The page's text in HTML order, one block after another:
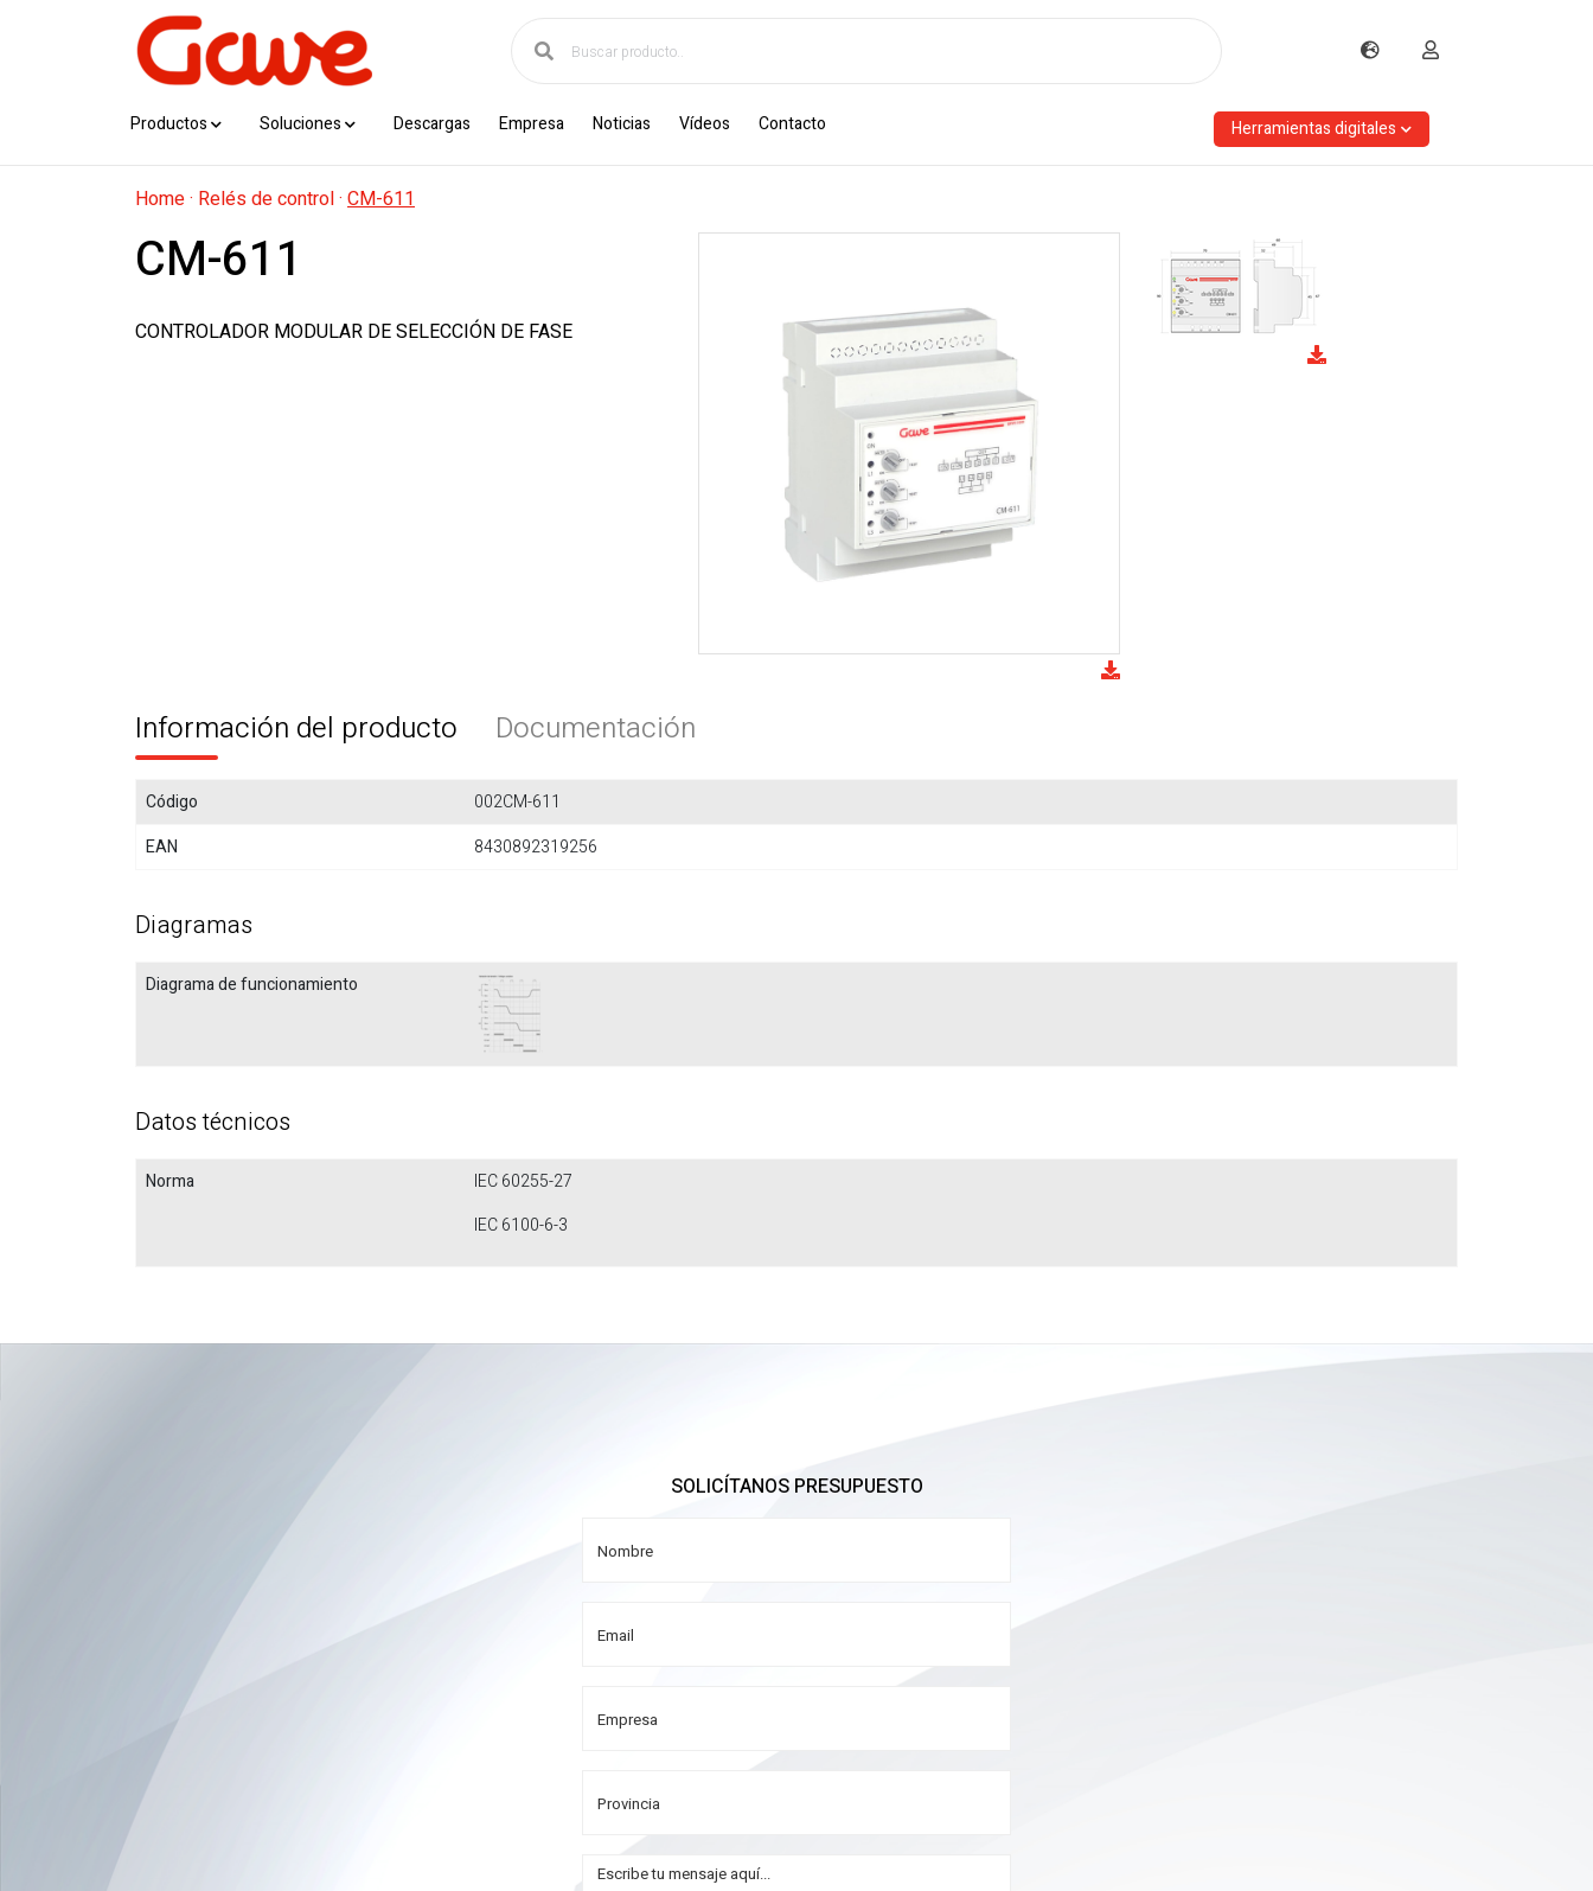
Productos Soluciones Descargas Empresa Noticias Vídeos Contacto Herramientas digitales
Home· Relés de control· CM-611
CM-611
CONTROLADOR MODULAR DE SELECCIÓN DE FASE
Información del producto Documentación
Código
002CM-611
EAN
8430892319256
Diagramas
Diagrama de funcionamiento
Datos técnicos
Norma
IEC 60255-27
IEC 6100-6-3
SOLICÍTANOS PRESUPUESTO